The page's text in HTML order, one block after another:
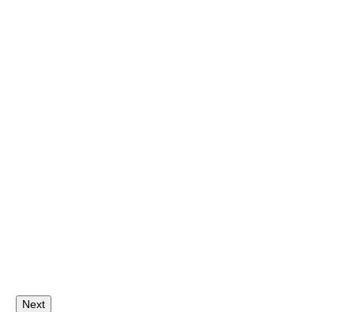
Next